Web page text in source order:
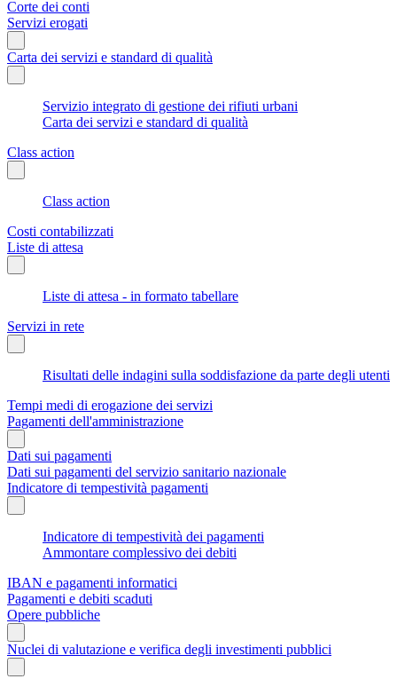
Corte dei conti
Servizi erogati
Carta dei servizi e standard di qualità
Servizio integrato di gestione dei rifiuti urbani
Carta dei servizi e standard di qualità
Class action
Class action
Costi contabilizzati
Liste di attesa
Liste di attesa - in formato tabellare
Servizi in rete
Risultati delle indagini sulla soddisfazione da parte degli utenti
Tempi medi di erogazione dei servizi
Pagamenti dell'amministrazione
Dati sui pagamenti
Dati sui pagamenti del servizio sanitario nazionale
Indicatore di tempestività pagamenti
Indicatore di tempestività dei pagamenti
Ammontare complessivo dei debiti
IBAN e pagamenti informatici
Pagamenti e debiti scaduti
Opere pubbliche
Nuclei di valutazione e verifica degli investimenti pubblici